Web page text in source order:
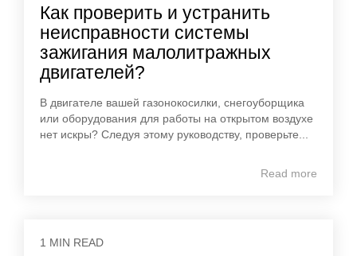
Как проверить и устранить
неисправности системы
зажигания малолитражных
двигателей?
В двигателе вашей газонокосилки, снегоуборщика
или оборудования для работы на открытом воздухе
нет искры? Следуя этому руководству, проверьте...
Read more
1 MIN READ